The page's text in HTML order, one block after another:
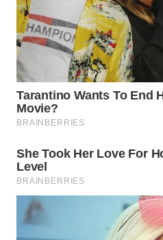
KALTIM
WN
WN
GORONTALO
SULUT
WN
MALUKU